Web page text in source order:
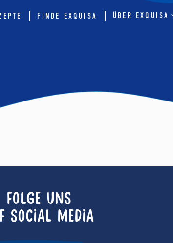
FINDE EXQUISA ÜBER EXQUISA
FOLGE UNS
SOCIAL MEDIA